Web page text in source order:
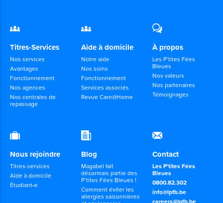
Titres-Services
Nos services
Avantages
Fonctionnement
Nos agences
Nos centrales de
repassage
Aide à domicile
Notre aide
Nos soins
Fonctionnement
Services associés
Revue Care@Home
À propos
Les P’tites Fées
Bleues
Nos valeurs
Nos partenaires
Témoignages
Nous rejoindre
Titres-services
Aide à domicile
Étudiant•e
Blog
Magabel fait
désormais partie des
P’tites Fées Bleues !
Comment éviter les
allergies saisonnières
Contact
Les P’tites Fées
Bleues
0800.82.302
info@lpfb.be
careers@lpfb.be